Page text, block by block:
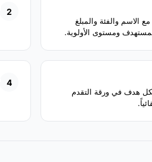
الاسم والفئة والمبلغ
ومستوى الأولوية.
2
هدف في ورقة التقدم
4